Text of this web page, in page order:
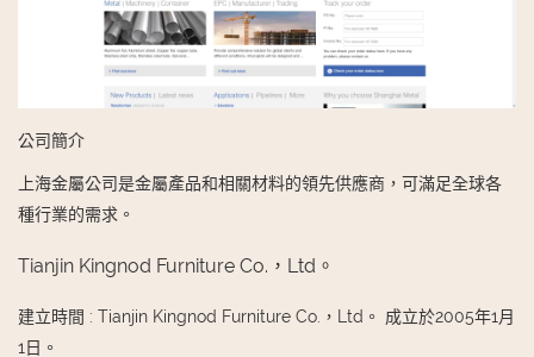
公司簡介
上海金屬公司是金屬產品和相關材料的領先供應商，可滿足全球各
種行業的需求。
Tianjin Kingnod Furniture Co.，Ltd。
建立時間 : Tianjin Kingnod Furniture Co.，Ltd。 成立於2005年1月
1日。